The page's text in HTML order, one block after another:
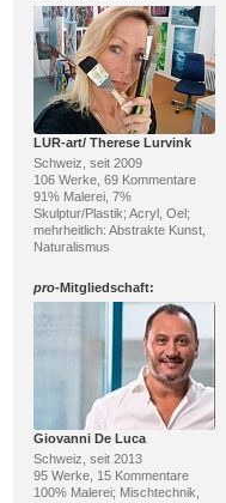
LUR-art/ Therese Lurvink
Schweiz, seit 2009
106 Werke, 69 Kommentare
91% Malerei, 7%
Skulptur/Plastik; Acryl, Oel;
mehrheitlich: Abstrakte Kunst,
Naturalismus
pro-Mitgliedschaft:
Giovanni De Luca
Schweiz, seit 2013
95 Werke, 15 Kommentare
100% Malerei; Mischtechnik,